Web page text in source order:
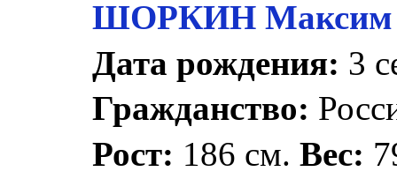
ШОРКИН Максим
Дата рождения: 3
Гражданство:
Рост: 186 см.Вес: